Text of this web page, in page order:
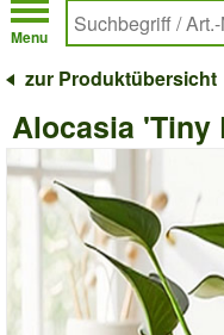
Menu
zur Produktübersicht
Alocasia 'Tiny